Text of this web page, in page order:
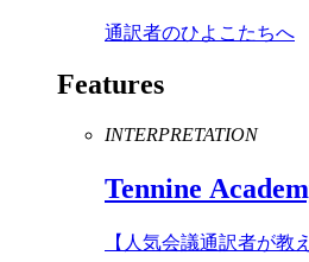
通訳者のひよこたちへ
Features
INTERPRETATION
Tennine
【人気会議通訳者が教